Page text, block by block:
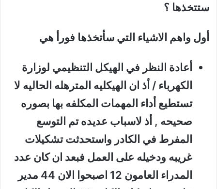
ستتخذها ؟
أول واهم الاشياء التي سأتخذها فورأ هي
أعادة النظر في الهيكل التنظيمي لوزارة
الكهرباء / أذ ان الهيكليه المترهله الحاليه لا
تستطيع أداء المهمات المكلفه بها بصوره
صحيحه , أذ لاسباب عديده تم التوسع
المفرط في الكادر واستحدثت تشكيلات
غريبه ودخيله على العمل فبعد ان كان عدد
المدراء العامون 12 اصبحوا الان 44 مدير